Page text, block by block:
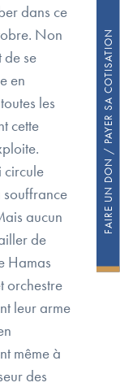
FAIRE UN DON / PAYER SA COTISATION
dans ce
Non
de se
en
les
cette
circule
souffrance
aucun
de
Hamas
orchestre
leur arme
même à
des